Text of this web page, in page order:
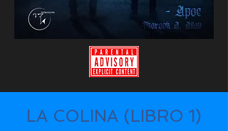
LA COLINA (LIBRO 1)